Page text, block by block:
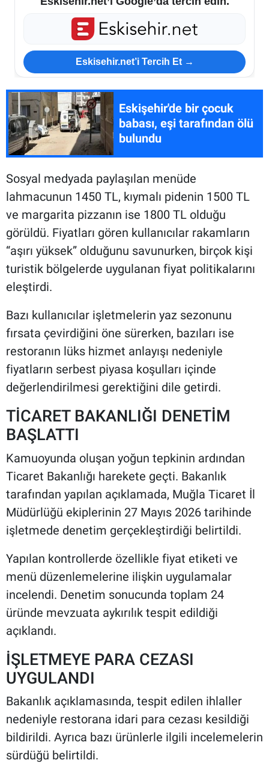
Eskisehir.net’i Tercih Et →
Eskişehir'de bir çocuk
babası, eşi tarafından ölü
bulundu
Sosyal medyada paylaşılan menüde
lahmacunun 1450 TL, kıymalı pidenin 1500 TL
ve margarita pizzanın ise 1800 TL olduğu
görüldü. Fiyatları gören kullanıcılar rakamların
“aşırı yüksek” olduğunu savunurken, birçok kişi
turistik bölgelerde uygulanan fiyat politikalarını
eleştirdi.
Bazı kullanıcılar işletmelerin yaz sezonunu
fırsata çevirdiğini öne sürerken, bazıları ise
restoranın lüks hizmet anlayışı nedeniyle
fiyatların serbest piyasa koşulları içinde
değerlendirilmesi gerektiğini dile getirdi.
TİCARET BAKANLIĞI DENETİM
BAŞLATTI
Kamuoyunda oluşan yoğun tepkinin ardından
Ticaret Bakanlığı harekete geçti. Bakanlık
tarafından yapılan açıklamada, Muğla Ticaret İl
Müdürlüğü ekiplerinin 27 Mayıs 2026 tarihinde
işletmede denetim gerçekleştirdiği belirtildi.
Yapılan kontrollerde özellikle fiyat etiketi ve
menü düzenlemelerine ilişkin uygulamalar
incelendi. Denetim sonucunda toplam 24
üründe mevzuata aykırılık tespit edildiği
açıklandı.
İŞLETMEYE PARA CEZASI
UYGULANDI
Bakanlık açıklamasında, tespit edilen ihlaller
nedeniyle restorana idari para cezası kesildiği
bildirildi. Ayrıca bazı ürünlerle ilgili incelemelerin
sürdüğü belirtildi.